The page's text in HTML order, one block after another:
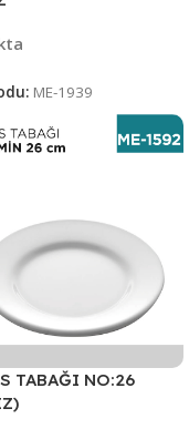
ME-1939
TABAĞI NO:26